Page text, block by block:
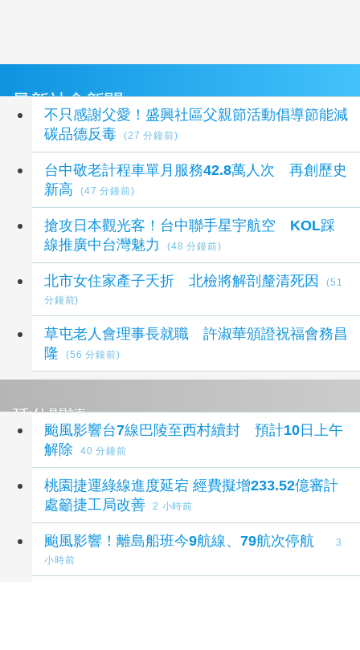
最新社會新聞
不只感謝父愛！盛興社區父親節活動倡導節能減
碳品德反毒
(27 分鐘前)
台中敬老計程車單月服務42.8萬人次 再創歷史
新高
(47 分鐘前)
搶攻日本觀光客！台中聯手星宇航空 KOL踩
線推廣中台灣魅力
(48 分鐘前)
北市女住家產子夭折 北檢將解剖釐清死因
(51
分鐘前)
草屯老人會理事長就職 許淑華頒證祝福會務昌
隆
(56 分鐘前)
延伸閱讀
颱風影響台7線巴陵至西村續封 預計10日上午
解除
40 分鐘前
桃園捷運綠線進度延宕 經費擬增233.52億審計
處籲捷工局改善
2 小時前
颱風影響！離島船班今9航線、79航次停航
3
小時前